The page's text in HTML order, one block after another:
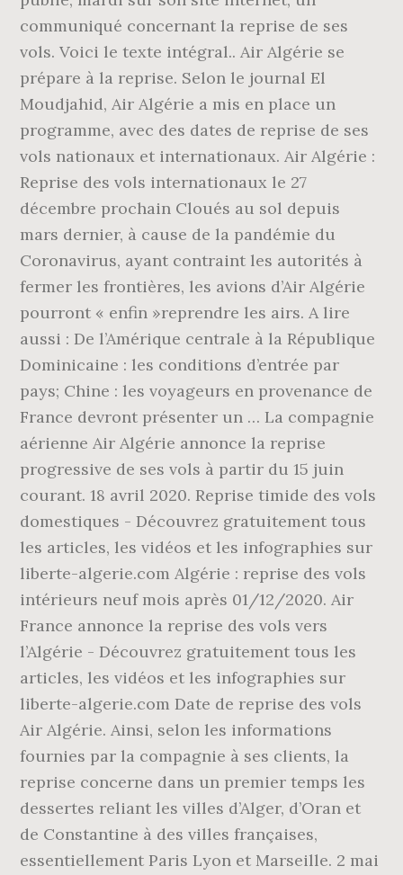
communiqué concernant la reprise de ses
vols. Voici le texte intégral.. Air Algérie se
prépare à la reprise. Selon le journal El
Moudjahid, Air Algérie a mis en place un
programme, avec des dates de reprise de ses
vols nationaux et internationaux. Air Algérie :
Reprise des vols internationaux le 27
décembre prochain Cloués au sol depuis
mars dernier, à cause de la pandémie du
Coronavirus, ayant contraint les autorités à
fermer les frontières, les avions d’Air Algérie
pourront « enfin »reprendre les airs. A lire
aussi : De l’Amérique centrale à la République
Dominicaine : les conditions d’entrée par
pays; Chine : les voyageurs en provenance de
France devront présenter un … La compagnie
aérienne Air Algérie annonce la reprise
progressive de ses vols à partir du 15 juin
courant. 18 avril 2020. Reprise timide des vols
domestiques - Découvrez gratuitement tous
les articles, les vidéos et les infographies sur
liberte-algerie.com Algérie : reprise des vols
intérieurs neuf mois après 01/12/2020. Air
France annonce la reprise des vols vers
l’Algérie - Découvrez gratuitement tous les
articles, les vidéos et les infographies sur
liberte-algerie.com Date de reprise des vols
Air Algérie. Ainsi, selon les informations
fournies par la compagnie à ses clients, la
reprise concerne dans un premier temps les
dessertes reliant les villes d’Alger, d’Oran et
de Constantine à des villes françaises,
essentiellement Paris Lyon et Marseille. 2 mai